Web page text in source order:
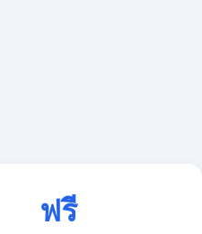
ฟรี
ใช้งานตลอด 24 ชั่วโมง